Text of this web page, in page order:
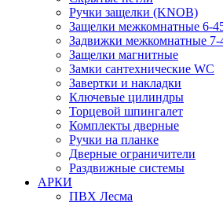
Ручки защелки (KNOB)
Защелки межкомнатные 6-
Задвижки межкомнатные 7-
Защелки магнитные
Замки сантехнические WC
Завертки и накладки
Ключевые цилиндры
Торцевой шпингалет
Комплекты дверные
Ручки на планке
Дверные ограничители
Раздвижные системы
АРКИ
ПВХ Лесма